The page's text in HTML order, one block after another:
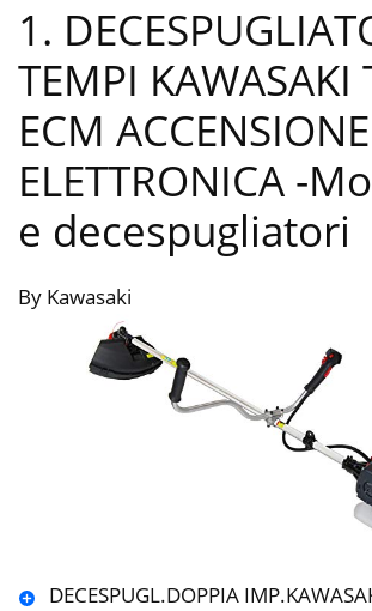
1.
TEMPI KAWASAKI
ECM ACCENSIONE
ELETTRONICA -
e decespugliatori
By Kawasaki
DECESPUGL.DOPPIA